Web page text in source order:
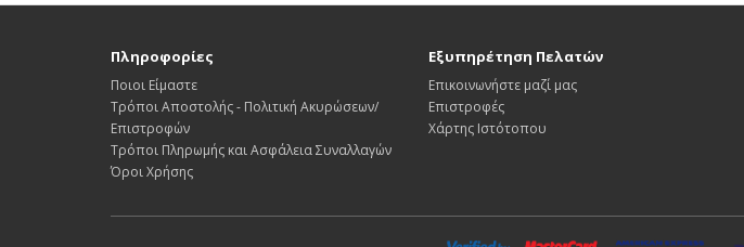
Πληροφορίες
Ποιοι Είμαστε
Τρόποι Αποστολής - Πολιτική Ακυρώσεων/
Επιστροφών
Τρόποι Πληρωμής και Ασφάλεια Συναλλαγών
Όροι Χρήσης
Εξυπηρέτηση Πελατών
Επικοινωνήστε μαζί μας
Επιστροφές
Χάρτης Ιστότοπου